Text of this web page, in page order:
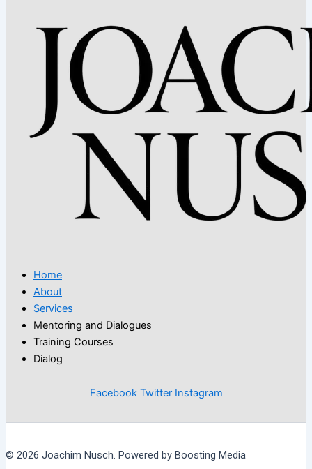
Home
About
Services
Mentoring and Dialogues
Training Courses
Dialog
Facebook Twitter Instagram
© 2026 Joachim Nusch. Powered by Boosting Media